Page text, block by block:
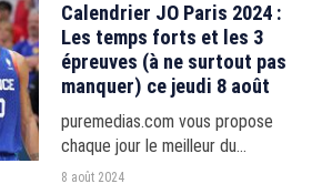
Calendrier JO Paris 2024 :
Les temps forts et les 3
épreuves (à ne surtout pas
manquer) ce jeudi 8 août
puremedias.com vous propose
chaque jour le meilleur du
programme des Jeux olympiques
8 août 2024